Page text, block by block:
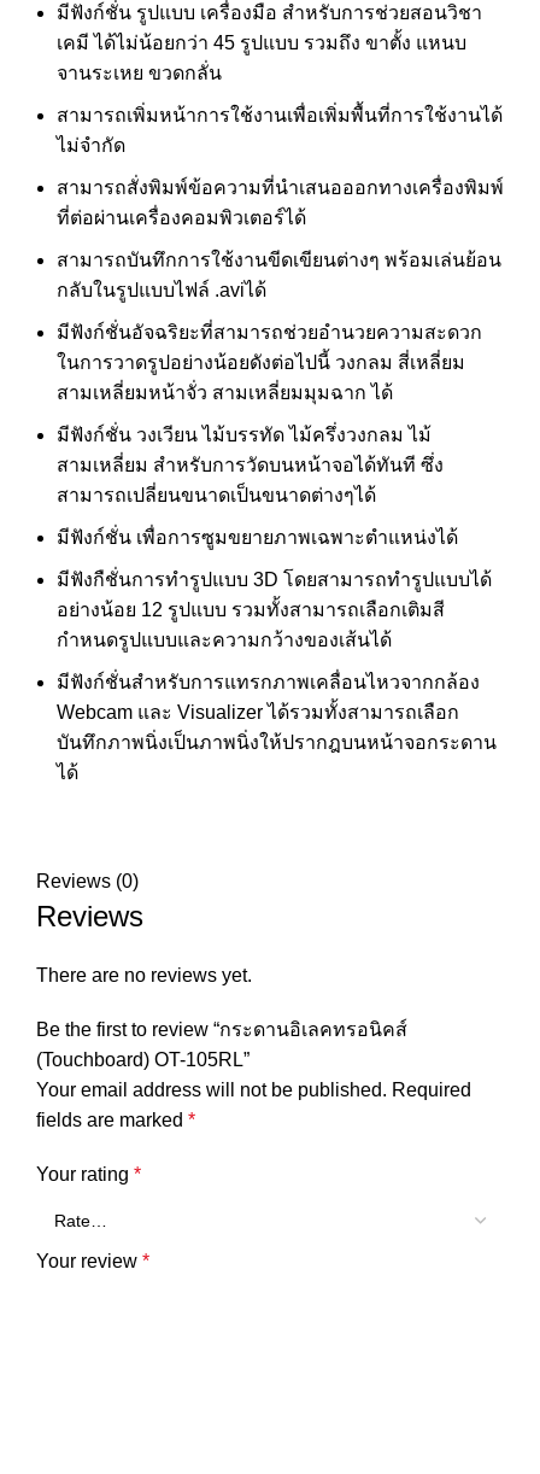
มีฟังก์ชั่น รูปแบบ เครื่องมือ สำหรับการช่วยสอนวิชา
เคมี ได้ไม่น้อยกว่า 45 รูปแบบ รวมถึง ขาตั้ง แหนบ
จานระเหย ขวดกลั่น
สามารถเพิ่มหน้าการใช้งานเพื่อเพิ่มพื้นที่การใช้งานได้
ไม่จำกัด
สามารถสั่งพิมพ์ข้อความที่นำเสนอออกทางเครื่องพิมพ์
ที่ต่อผ่านเครื่องคอมพิวเตอร์ได้
สามารถบันทึกการใช้งานขีดเขียนต่างๆ พร้อมเล่นย้อน
กลับในรูปแบบไฟล์ .aviได้
มีฟังก์ชั่นอัจฉริยะที่สามารถช่วยอำนวยความสะดวก
ในการวาดรูปอย่างน้อยดังต่อไปนี้ วงกลม สี่เหลี่ยม
สามเหลี่ยมหน้าจั่ว สามเหลี่ยมมุมฉาก ได้
มีฟังก์ชั่น วงเวียน ไม้บรรทัด ไม้ครึ่งวงกลม ไม้
สามเหลี่ยม สำหรับการวัดบนหน้าจอได้ทันที ซึ่ง
สามารถเปลี่ยนขนาดเป็นขนาดต่างๆได้
มีฟังก์ชั่น เพื่อการซูมขยายภาพเฉพาะตำแหน่งได้
มีฟังกืชั่นการทำรูปแบบ 3D โดยสามารถทำรูปแบบได้
อย่างน้อย 12 รูปแบบ รวมทั้งสามารถเลือกเติมสี
กำหนดรูปแบบและความกว้างของเส้นได้
มีฟังก์ชั่นสำหรับการแทรกภาพเคลื่อนไหวจากกล้อง
Webcam และ Visualizer ได้รวมทั้งสามารถเลือก
บันทึกภาพนิ่งเป็นภาพนิ่งให้ปรากฎบนหน้าจอกระดาน
ได้
Reviews (0)
Reviews
There are no reviews yet.
Be the first to review “กระดานอิเลคทรอนิคส์
(Touchboard) OT-105RL”
Your email address will not be published. Required
fields are marked *
Your rating *
Your review *